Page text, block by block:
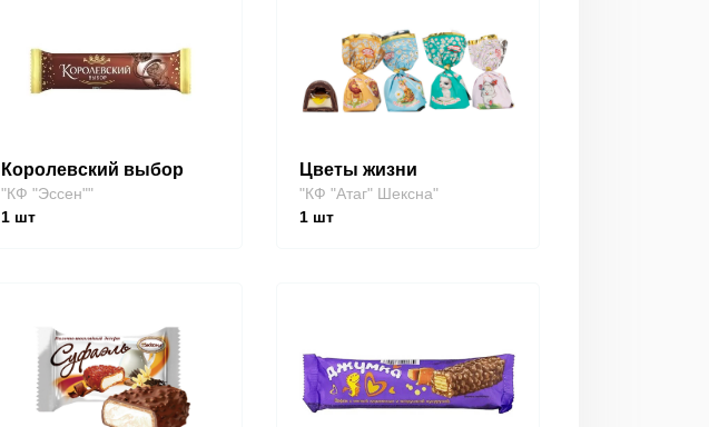
Королевский выбор
"КФ "Эссен""
1 шт
Цветы жизни
"КФ "Атаг" Шексна"
1шт